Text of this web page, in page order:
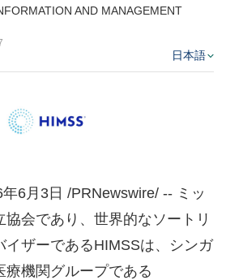
AND MANAGEMENT
日本語
6月3日 /PRNewswire/ -- ミッ
協会であり、世界的なソートリ
イザーであるHIMSSは、シンガ
療機関グループである